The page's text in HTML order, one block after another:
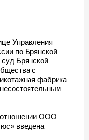
Управления
по Брянской
Брянской
с
фабрика
отношении ООО
введена